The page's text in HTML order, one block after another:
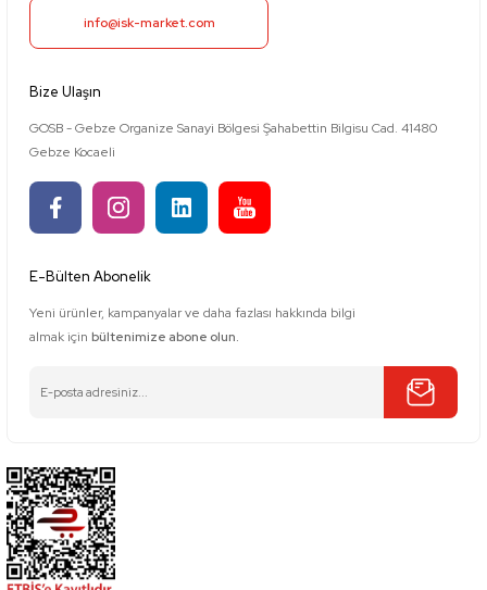
info@isk-market.com
Bize Ulaşın
GOSB - Gebze Organize Sanayi Bölgesi Şahabettin Bilgisu Cad. 41480
Gebze Kocaeli
E-Bülten Abonelik
Yeni ürünler, kampanyalar ve daha fazlası hakkında bilgi
almak için bültenimize abone olun.